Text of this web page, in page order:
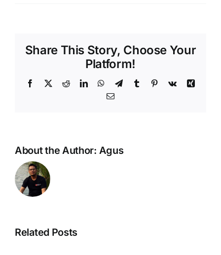
Share This Story, Choose Your
Platform!
Facebook
X RedditLinkedInWhatsApp
TelegramTumblr Pinterest
Vk
Xing
Email
About the Author: Agus
Related PostsManajemen